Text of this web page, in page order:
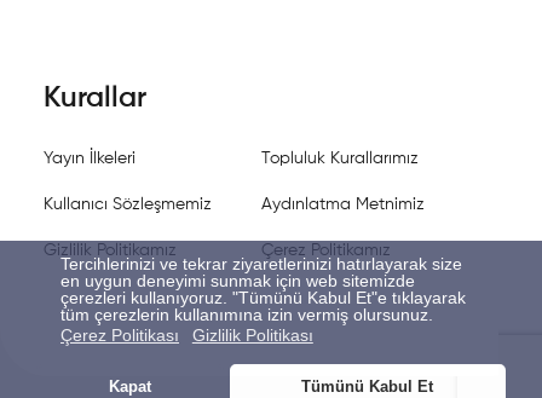
Tercihlerinizi ve tekrar ziyaretlerinizi hatırlayarak size
en uygun deneyimi sunmak için web sitemizde
çerezleri kullanıyoruz. "Tümünü Kabul Et"e tıklayarak
tüm çerezlerin kullanımına izin vermiş olursunuz.
Çerez Politikası
Gizlilik Politikası
Kapat Tümünü Kabul Et
Kurallar
Yayın İlkeleri Topluluk Kurallarımız
Kullanıcı Sözleşmemiz Aydınlatma Metnimiz
Gizlilik Politikamız Çerez Politikamız